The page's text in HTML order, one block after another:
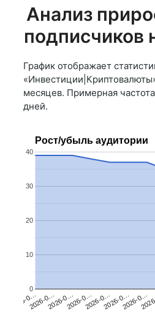
Анализ
подписчиков
График отображает
месяцев. Примерная
дней.
Рост/убыль аудитории
2026-0…2026-0…2026-0…2026-0…2026-0…2026-0…2026-0…
0
10
20
30
40